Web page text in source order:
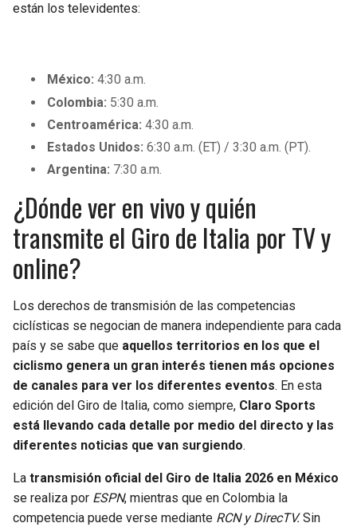
están los televidentes:
México: 4:30 a.m.
Colombia: 5:30 a.m.
Centroamérica: 4:30 a.m.
Estados Unidos: 6:30 a.m. (ET) / 3:30 a.m. (PT).
Argentina: 7:30 a.m.
¿Dónde ver en vivo y quién
transmite el Giro de Italia por TV y
online?
Los derechos de transmisión de las competencias
ciclísticas se negocian de manera independiente para cada
país y se sabe que aquellos territorios en los que el
ciclismo genera un gran interés tienen más opciones
de canales para ver los diferentes eventos. En esta
edición del Giro de Italia, como siempre, Claro Sports
está llevando cada detalle por medio del directo y las
diferentes noticias que van surgiendo.
La transmisión oficial del Giro de Italia 2026 en México
se realiza por ESPN, mientras que en Colombia la
competencia puede verse mediante RCN y DirecTV.Sin